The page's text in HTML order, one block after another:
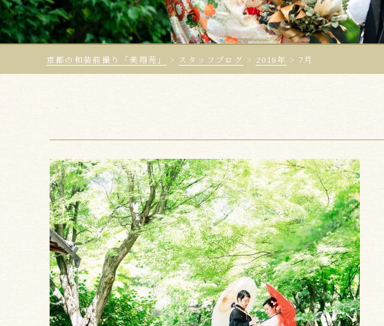
京都の和装前撮り「美翔苑」 > スタッフブログ > 2018年 > 7月